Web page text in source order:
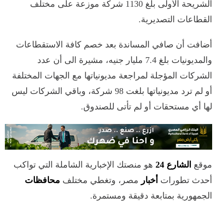
الشريحة الأولى بلغ 1130 شركة موزعة على مختلف
القطاعات التصديرية.
أضافت أن صافي المساندة بعد خصم كافة الاستقطاعات
والمديونيات بلغ 7.4 مليار جنيه، مشيرة الى أن عدد
الشركات المؤجلة لمراجعة مديونياتها مع الجهات المختلفة
أو لم ترد مديونياتها بلغت 98 شركة، وباقي الشركات ليس
لها أي مستحقات أو لم تأتى للصندوق.
موقع الشارع 24
هو منصتك الإخبارية الشاملة التي تواكب
أحدث تطورات أخبار مصر، وتغطي مختلف محافظات
الجمهورية بمتابعة دقيقة ومستمرة.